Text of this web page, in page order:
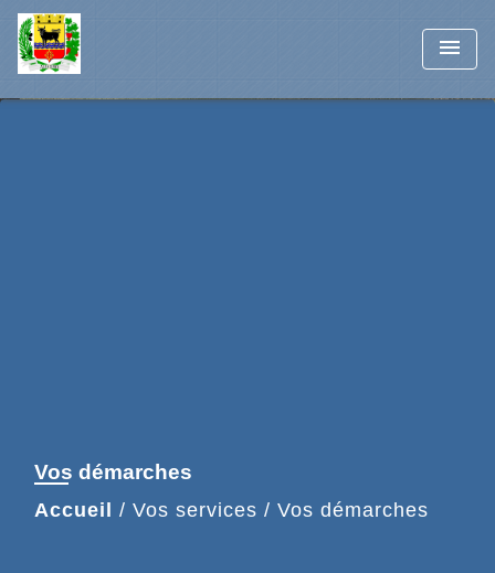
menu
Vos démarches
Accueil / Vos services / Vos démarches